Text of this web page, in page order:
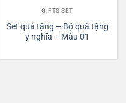
GIFTS SET
Set quà tặng – Bộ quà tặng
ý nghĩa – Mẫu 01